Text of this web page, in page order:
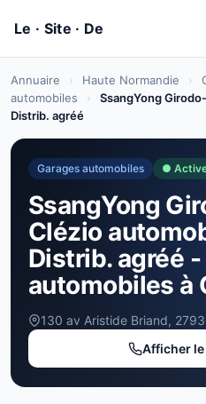
Annuaire › Haute Normandie ›
automobiles
›
SsangYong
Distrib. agréé
Garages automobiles ●
SsangYong
Clézio
Distrib. agréé -
automobiles à
130 av Aristide Briand,
Afficher